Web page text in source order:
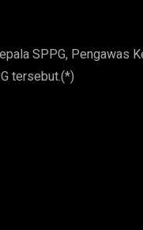
SPPG, Pengawas
tersebut.(*)